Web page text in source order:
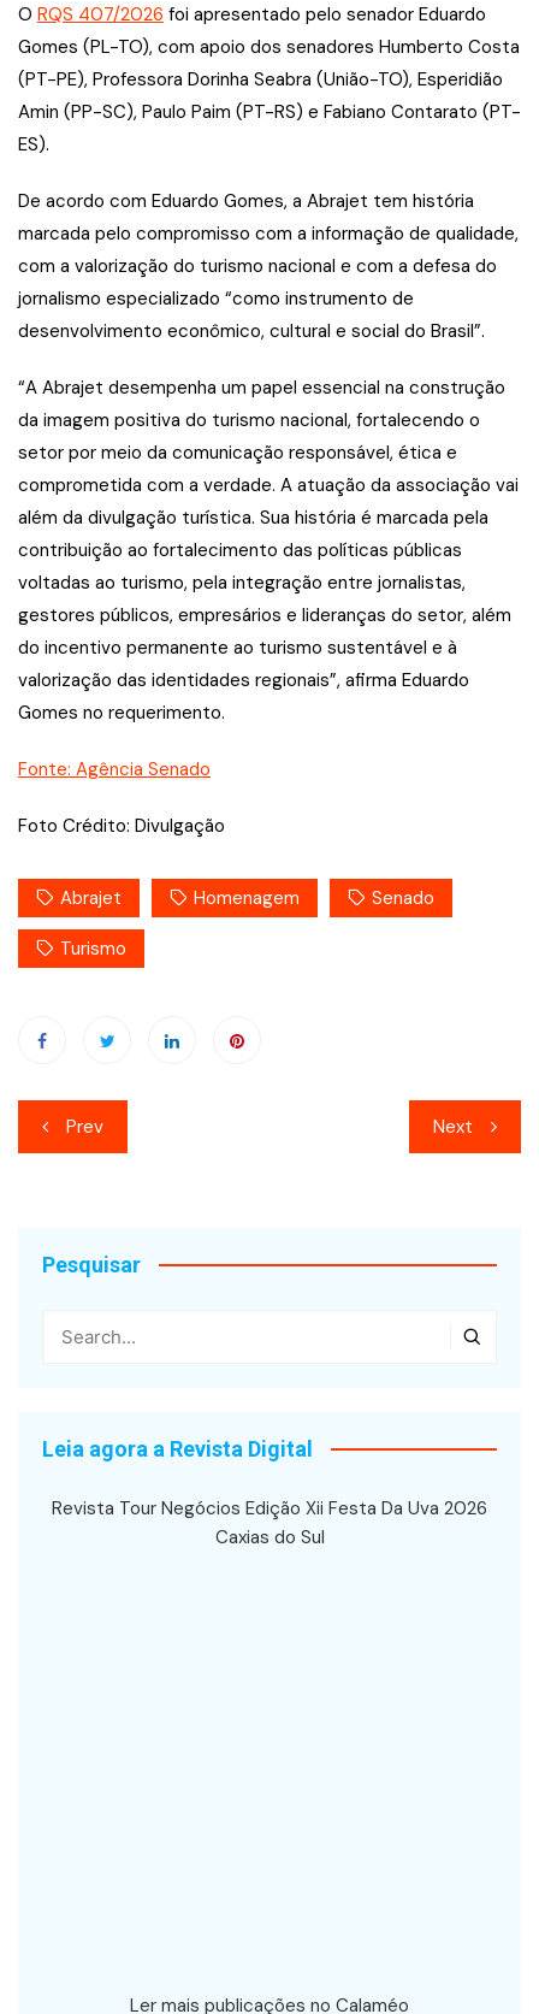
O RQS 407/2026 foi apresentado pelo senador Eduardo
Gomes (PL-TO), com apoio dos senadores Humberto Costa
(PT-PE), Professora Dorinha Seabra (União-TO), Esperidião
Amin (PP-SC), Paulo Paim (PT-RS) e Fabiano Contarato (PT-
ES).
De acordo com Eduardo Gomes, a Abrajet tem história
marcada pelo compromisso com a informação de qualidade,
com a valorização do turismo nacional e com a defesa do
jornalismo especializado “como instrumento de
desenvolvimento econômico, cultural e social do Brasil”.
“A Abrajet desempenha um papel essencial na construção
da imagem positiva do turismo nacional, fortalecendo o
setor por meio da comunicação responsável, ética e
comprometida com a verdade. A atuação da associação vai
além da divulgação turística. Sua história é marcada pela
contribuição ao fortalecimento das políticas públicas
voltadas ao turismo, pela integração entre jornalistas,
gestores públicos, empresários e lideranças do setor, além
do incentivo permanente ao turismo sustentável e à
valorização das identidades regionais”, afirma Eduardo
Gomes no requerimento.
Fonte: Agência Senado
Foto Crédito: Divulgação
Abrajet Homenagem Senado
Turismo
Navegação
de
Prev Next
Pesquisar
Leia agora a Revista Digital
Revista Tour Negócios Edição Xii Festa Da Uva 2026
Caxias do Sul
Ler mais publicações no Calaméo